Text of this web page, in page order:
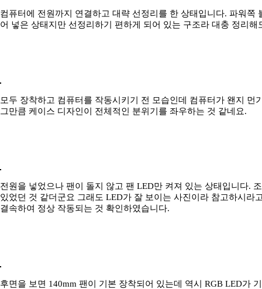
컴퓨터에 전원까지 연결하고 대략 선정리를 한 상태입니다. 파워쪽
어 넣은 상태지만 선정리하기 편하게 되어 있는 구조라 대충 정리해
모두 장착하고 컴퓨터를 작동시키기 전 모습인데 컴퓨터가 왠지 먼
그만큼 케이스 디자인이 전체적인 분위기를 좌우하는 것 같네요.
전원을 넣었으나 팬이 돌지 않고 팬 LED만 켜져 있는 상태입니다.
있었던 것 같더군요 그래도 LED가 잘 보이는 사진이라 참고하시라
결속하여 정상 작동되는 것 확인하였습니다.
후면을 보면 140mm 팬이 기본 장착되어 있는데 역시 RGB LED가